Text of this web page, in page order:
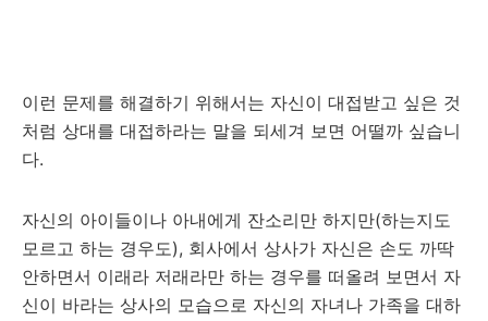
이런 문제를 해결하기 위해서는 자신이 대접받고 싶은 것
처럼 상대를 대접하라는 말을 되세겨 보면 어떨까 싶습니
다.
자신의 아이들이나 아내에게 잔소리만 하지만(하는지도
모르고 하는 경우도), 회사에서 상사가 자신은 손도 까딱
안하면서 이래라 저래라만 하는 경우를 떠올려 보면서 자
신이 바라는 상사의 모습으로 자신의 자녀나 가족을 대하